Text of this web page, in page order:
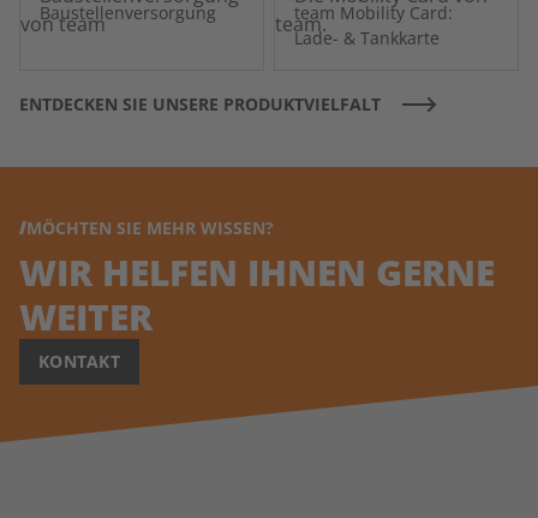
Baustellenversorgung
team Mobility Card:
Lade- & Tankkarte
ENTDECKEN SIE UNSERE PRODUKTVIELFALT
MÖCHTEN SIE MEHR WISSEN?
WIR HELFEN IHNEN GERNE
WEITER
KONTAKT